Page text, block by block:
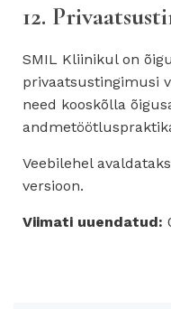
12.
SMIL Kliinikul on
privaatsustingimusi
need kooskõlla
Veebilehel
versioon.
Viimati uuendatud: